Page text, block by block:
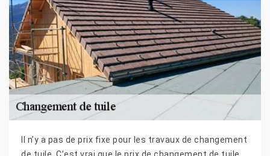
Il n’y a pas de prix fixe pour les travaux de changement
de tuile. C’est vrai que le prix de changement de tuile